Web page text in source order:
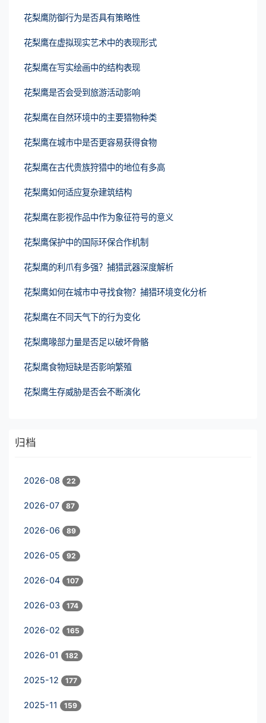
花梨鹰防御行为是否具有策略性
花梨鹰在虚拟现实艺术中的表现形式
花梨鹰在写实绘画中的结构表现
花梨鹰是否会受到旅游活动影响
花梨鹰在自然环境中的主要猎物种类
花梨鹰在城市中是否更容易获得食物
花梨鹰在古代贵族狩猎中的地位有多高
花梨鹰如何适应复杂建筑结构
花梨鹰在影视作品中作为象征符号的意义
花梨鹰保护中的国际环保合作机制
花梨鹰的利爪有多强？捕猎武器深度解析
花梨鹰如何在城市中寻找食物？捕猎环境变化分析
花梨鹰在不同天气下的行为变化
花梨鹰喙部力量是否足以破坏骨骼
花梨鹰食物短缺是否影响繁殖
花梨鹰生存威胁是否会不断演化
归档
2026-08 22
2026-07 87
2026-06 89
2026-05 92
2026-04 107
2026-03 174
2026-02 165
2026-01 182
2025-12 177
2025-11 159